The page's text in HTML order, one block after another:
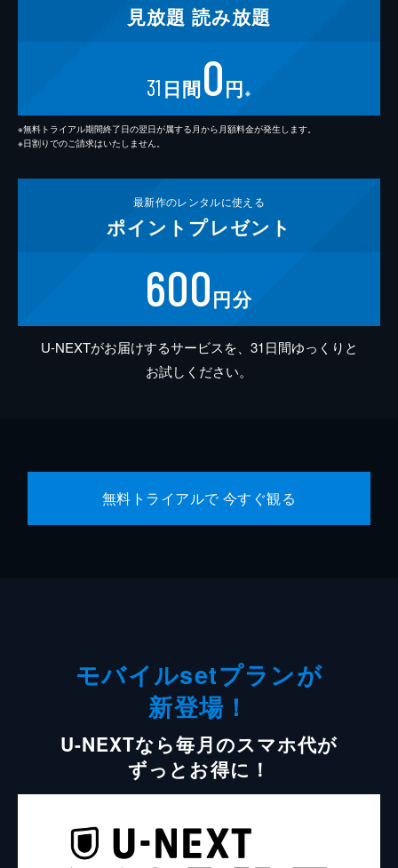
見放題 読み放題
31 日間0円 ※
※無料トライアル期間終了日の翌日が属する月から月額料金が発生します。
※日割りでのご請求はいたしません。
最新作のレンタルに使える
ポイント プレゼント
600円分
U-NEXTがお届けするサービスを、31日間ゆっくりと
お試しください。
無料トライアルで 今すぐ観る
モバイルsetプランが
新登場！
U-NEXTなら毎月のスマホ代が
ずっとお得に！